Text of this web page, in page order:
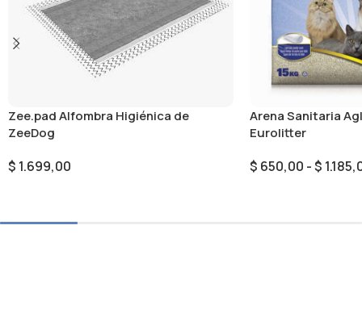
Zee.pad Alfombra Higiénica de
ZeeDog
$ 1.699,00
Arena Sanitaria
Eurolitter
$ 650,00 -$